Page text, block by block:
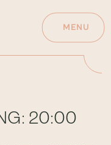
MENU
20:00